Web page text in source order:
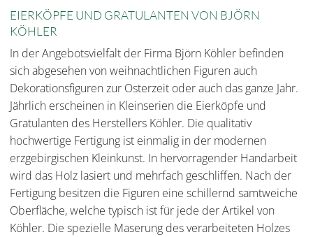
EIERKÖPFE UND GRATULANTEN VON BJÖRN
KÖHLER
In der Angebotsvielfalt der Firma Björn Köhler befinden
sich abgesehen von weihnachtlichen Figuren auch
Dekorationsfiguren zur Osterzeit oder auch das ganze Jahr.
Jährlich erscheinen in Kleinserien die Eierköpfe und
Gratulanten des Herstellers Köhler. Die qualitativ
hochwertige Fertigung ist einmalig in der modernen
erzgebirgischen Kleinkunst. In hervorragender Handarbeit
wird das Holz lasiert und mehrfach geschliffen. Nach der
Fertigung besitzen die Figuren eine schillernd samtweiche
Oberfläche, welche typisch ist für jede der Artikel von
Köhler. Die spezielle Maserung des verarbeiteten Holzes